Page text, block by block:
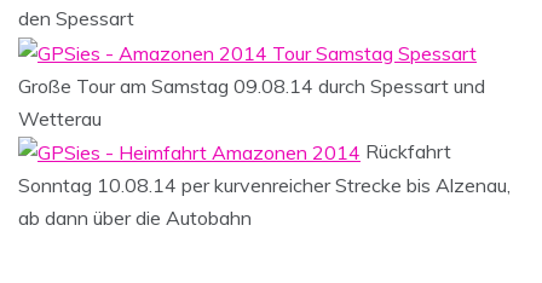
den Spessart
Große Tour am Samstag 09.08.14 durch Spessart und
Wetterau
Rückfahrt
Sonntag 10.08.14 per kurvenreicher Strecke bis Alzenau,
ab dann über die Autobahn